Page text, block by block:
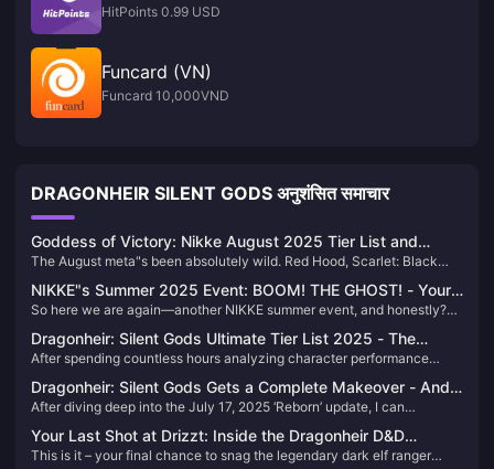
HitPoints 0.99 USD
Funcard (VN)
Funcard 10,000VND
DRAGONHEIR SILENT GODS अनुशंसित समाचार
Goddess of Victory: Nikke August 2025 Tier List and
Complete Reroll Guide
The August meta"s been absolutely wild. Red Hood, Scarlet: Black
Absolute” just dropped Emma, Eunhwa, and Vesti into the mix. If you"re
rerolling, that salted email trick"s gonna net you 35-40 pulls to chase
those S-tier units.
NIKKE"s Summer 2025 Event: BOOM! THE GHOST! - Your
Complete Survival Guide
So here we are again—another NIKKE summer event, and honestly?
August 7, “BOOM! THE GHOST!” isn"t just your typical beach episode.
We"re talking supernatural mystery on an abandoned cruise ship, two
limited SSR characters that"ll drain your wallet, and enough premium
content to make even dolphins think twice. Let me break this down for
you properly.
Dragonheir: Silent Gods Ultimate Tier List 2025 - The
Complete Character Rankings You Actually Need
After spending countless hours analyzing character performance
comprehensive tier list for Dragonheir: Silent Gods. This isn’t just
another cookie-cutter ranking – it’s based on real performance data,
elemental synergies, and what actually works in both PvP and PvE
content.
Dragonheir: Silent Gods Gets a Complete Makeover - And
It’s Actually Game-Changing
After diving deep into the July 17, 2025 ‘Reborn’ update, I can
reimagining that fixes the game’s biggest pain points while adding
layers of strategy I didn’t see coming.
Your Last Shot at Drizzt: Inside the Dragonheir D&D
Crossover That’s Actually Worth Your Time
This is it – your final chance to snag the legendary dark elf ranger